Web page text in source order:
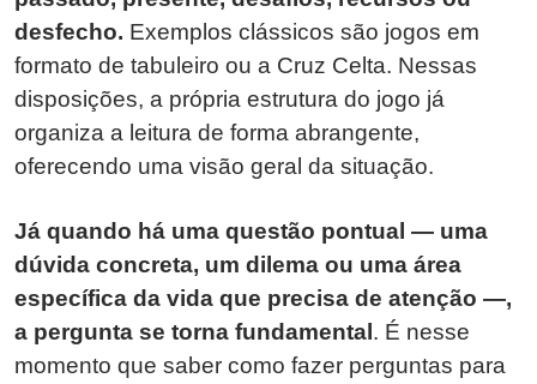
desfecho. Exemplos clássicos são jogos em
formato de tabuleiro ou a Cruz Celta. Nessas
disposições, a própria estrutura do jogo já
organiza a leitura de forma abrangente,
oferecendo uma visão geral da situação.
Já quando há uma questão pontual — uma
dúvida concreta, um dilema ou uma área
específica da vida que precisa de atenção —,
a pergunta se torna fundamental . É nesse
momento que saber como fazer perguntas para